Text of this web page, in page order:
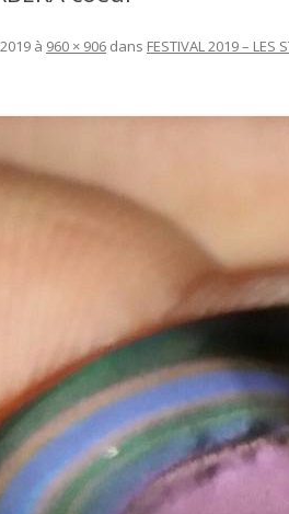
à 960 × 906 dans FESTIVAL 2019 – LES